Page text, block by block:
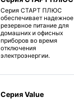
Серия СТАРТ ПЛЮС
обеспечивает надежное
резервное питание для
домашних и офисных
приборов во время
отключения
электроэнергии.
Серия Value